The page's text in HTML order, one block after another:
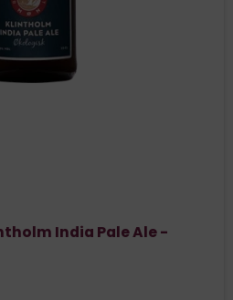
India Pale Ale -